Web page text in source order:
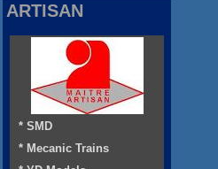
ARTISAN
* SMD
* Mecanic Trains